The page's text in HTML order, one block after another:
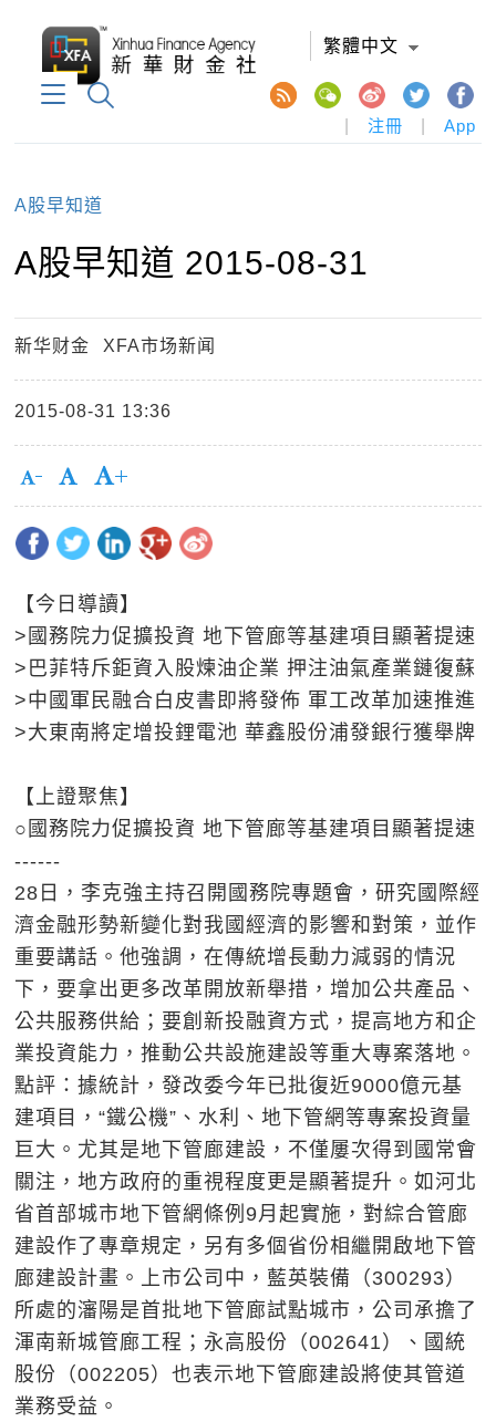
繁體中文
注冊 App
A股早知道
A股早知道 2015-08-31
新华财金 XFA市场新闻
2015-08-31 13:36
【今日導讀】
>國務院力促擴投資 地下管廊等基建項目顯著提速
>巴菲特斥鉅資入股煉油企業 押注油氣產業鏈復蘇
>中國軍民融合白皮書即將發佈 軍工改革加速推進
>大東南將定增投鋰電池 華鑫股份浦發銀行獲舉牌
【上證聚焦】
○國務院力促擴投資 地下管廊等基建項目顯著提速
------
28日，李克強主持召開國務院專題會，研究國際經
濟金融形勢新變化對我國經濟的影響和對策，並作
重要講話。他強調，在傳統增長動力減弱的情況
下，要拿出更多改革開放新舉措，增加公共產品、
公共服務供給；要創新投融資方式，提高地方和企
業投資能力，推動公共設施建設等重大專案落地。
點評：據統計，發改委今年已批復近9000億元基
建項目，“鐵公機”、水利、地下管網等專案投資量
巨大。尤其是地下管廊建設，不僅屢次得到國常會
關注，地方政府的重視程度更是顯著提升。如河北
省首部城市地下管網條例9月起實施，對綜合管廊
建設作了專章規定，另有多個省份相繼開啟地下管
廊建設計畫。上市公司中，藍英裝備（300293）
所處的瀋陽是首批地下管廊試點城市，公司承擔了
渾南新城管廊工程；永高股份（002641）、國統
股份（002205）也表示地下管廊建設將使其管道
業務受益。